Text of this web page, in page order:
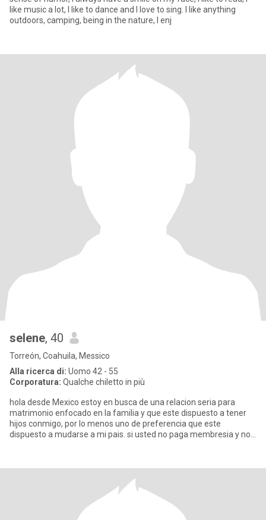
like music a lot, I like to dance and I love to sing. I like anything
outdoors, camping, being in the nature, I enj
selene, 40
Torreón, Coahuila, Messico
Alla ricerca di: Uomo 42 - 55
Corporatura: Qualche chiletto in più
hola desde Mexico estoy en busca de una relacion seria para
matrimonio enfocado en la familia y que este dispuesto a tener
hijos conmigo, por lo menos uno de preferencia que este
dispuesto a mudarse a mi pais. si usted no paga membresia y no